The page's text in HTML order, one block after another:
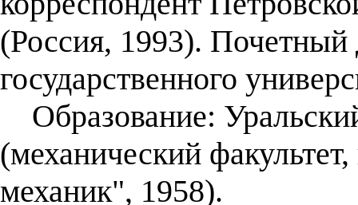
(Россия, 1993). Почетный
государственного
Образование:
(механический
механик", 1958).